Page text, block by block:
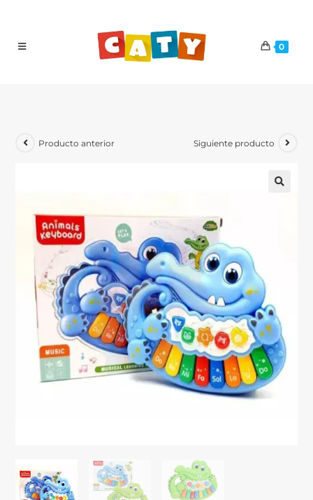
0
Producto anterior Siguiente producto